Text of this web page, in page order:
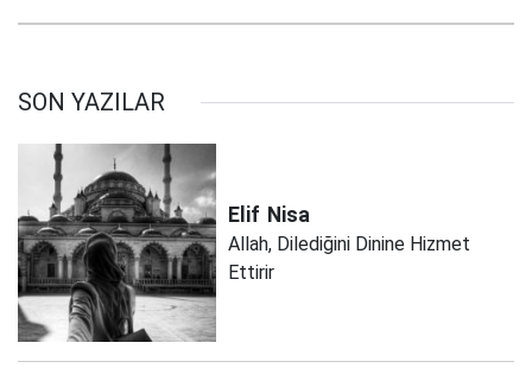
SON YAZILAR
Elif Nisa
Allah, Dilediğini Dinine Hizmet
Ettirir